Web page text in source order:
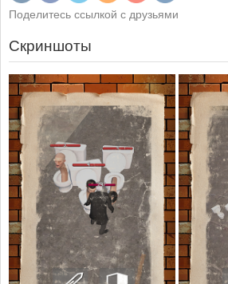
Поделитесь ссылкой с друзьями
Скриншоты